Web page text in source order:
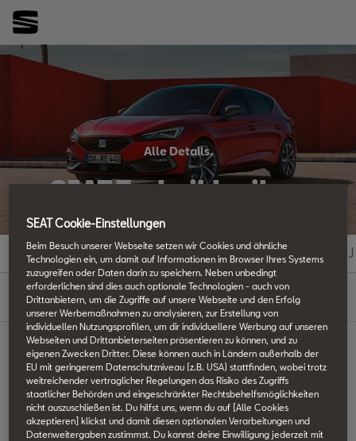
Alle Details.
SEAT Techniklexikon
A B C D E F G H J
SEAT Technik Lexikon durchsuchen.
Radsensoren
SEAT Cookie-Einstellungen
Beim Besuch unserer Webseite setzen wir Cookies und ähnliche
Technologien ein, um damit auf Informationen im Browser Ihres Systems
zuzugreifen oder Daten darin zu speichern. Neben unbedingt
erforderlichen sind dies auch optionale Technologien - auch von
Drittanbietern, um die Zugriffe auf unsere Webseite und den Erfolg
unserer Werbemaßnahmen zu analysieren, zur Erstellung von
individuellen Nutzungsprofilen, um dir individuellere Werbung auf unseren
Webseiten und Drittanbieterseiten präsentieren zu können, und zu
eigenen Zwecken Dritter. Diese können auch in Ländern außerhalb der
EU mit geringerem Datenschutzniveau (z.B. USA) stattfinden, wobei trotz
weitreichender vertraglicher Regelungen das Risiko des Zugriffs
staatlicher Behörden und eingeschränkter Rechtsbehelfsmöglichkeiten
nicht auszuschließen ist. Du hilfst uns, wenn du auf [Alle Cookies
akzeptieren] klickst und damit diesen optionalen Verarbeitungen und
Datenweitergaben zustimmst. Du kannst deine Einwilligung jederzeit mit